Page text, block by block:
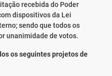
recebida do Poder
dispositivos da Lei
sendo que todos os
unanimidade de votos.
os seguintes projetos de